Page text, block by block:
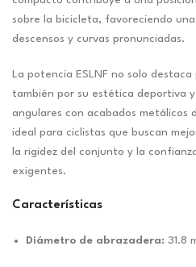
sobre la bicicleta, favoreciendo
descensos y curvas pronunciadas.
La potencia ESLNF no solo
también por su estética deportiva
angulares con acabados metálicos
ideal para ciclistas que buscan
la rigidez del conjunto y la
exigentes.
Características
Diámetro de abrazadera: 31.8